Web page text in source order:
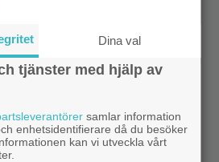
Dina val
tjänster med hjälp av
samlar information
enhetsidentifierare då du besöker
kan vi utveckla vårt